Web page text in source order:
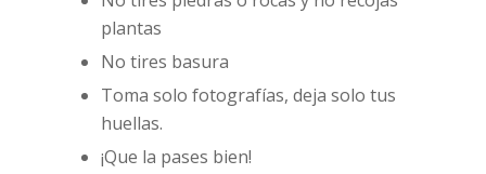
plantas
No tires basura
Toma solo fotografías, deja solo tus
huellas.
¡Que la pases bien!